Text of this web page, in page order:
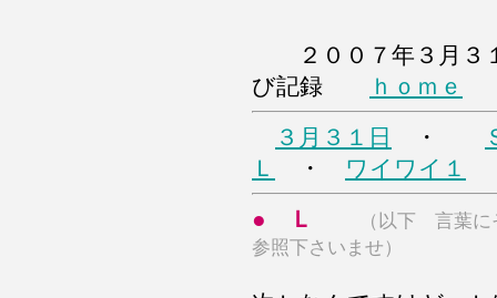
２００７年３月
び記録
ｈｏｍｅ
３月３１日
・
Ｌ
・ ワイワイ１
●
Ｌ
（以下 言葉に
参照下さいませ）